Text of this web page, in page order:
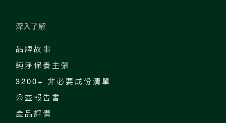
深入了解
品牌故事
純淨保養主張
3200+ 非必要成份清單
公益報告書
產品評價